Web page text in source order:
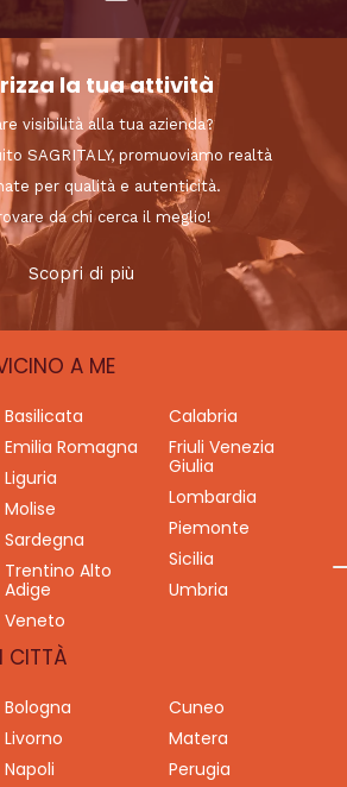
la tua attività
visibilità alla tua azienda?
SAGRITALY, promuoviamo realtà
per qualità e autenticità.
da chi cerca il meglio!
Scopri di più
A ME
Basilicata
Calabria
Emilia Romagna
Friuli Venezia
Giulia
Liguria
Lombardia
Molise
Piemonte
Sardegna
Sicilia
Trentino Alto
Adige
Umbria
Veneto
CITTÀ
Bologna
Cuneo
Livorno
Matera
Napoli
Perugia